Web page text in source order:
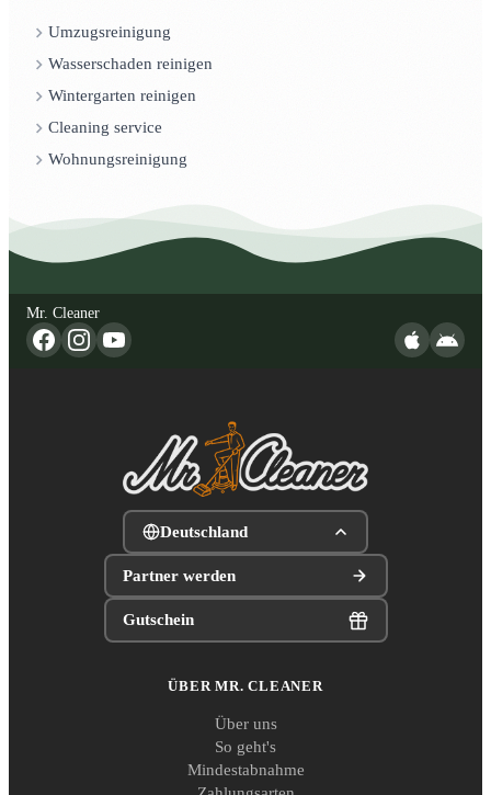
Umzugsreinigung
Wasserschaden reinigen
Wintergarten reinigen
Cleaning service
Wohnungsreinigung
Mr. Cleaner
Deutschland
Partner werden
Gutschein
ÜBER MR. CLEANER
Über uns
So geht's
Mindestabnahme